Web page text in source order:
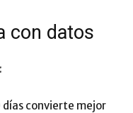
con datos
días convierte mejor